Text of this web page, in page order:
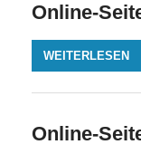
Online-
WEITERLESEN
Online-